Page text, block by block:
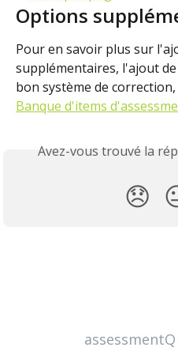
Options
Pour en savoir plus sur
supplémentaires, l'ajout
bon système de
Banque d'items
Avez-vous trouvé la
😞